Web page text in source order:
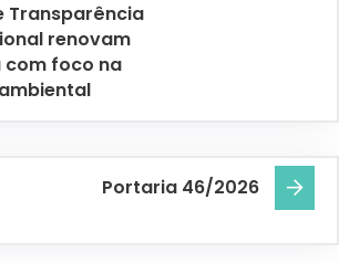
Transparência
renovam
com foco na
Portaria 46/2026